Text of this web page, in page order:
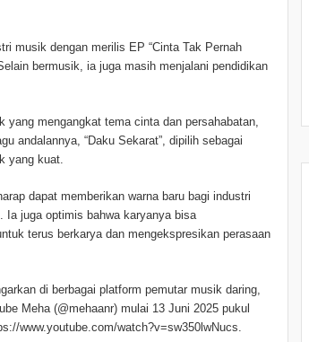
musik dengan merilis EP “Cinta Tak Pernah
bermusik, ia juga masih menjalani pendidikan
yang mengangkat tema cinta dan persahabatan,
andalannya, “Daku Sekarat”, dipilih sebagai
yang kuat.
dapat memberikan warna baru bagi industri
Ia juga optimis bahwa karyanya bisa
terus berkarya dan mengekspresikan perasaan
di berbagai platform pemutar musik daring,
Meha (@mehaanr) mulai 13 Juni 2025 pukul
www.youtube.com/watch?v=sw350lwNucs.